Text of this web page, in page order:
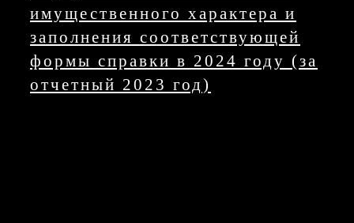
имущественного характера и
заполнения соответствующей
формы справки в 2024 году (за
отчетный 2023 год)